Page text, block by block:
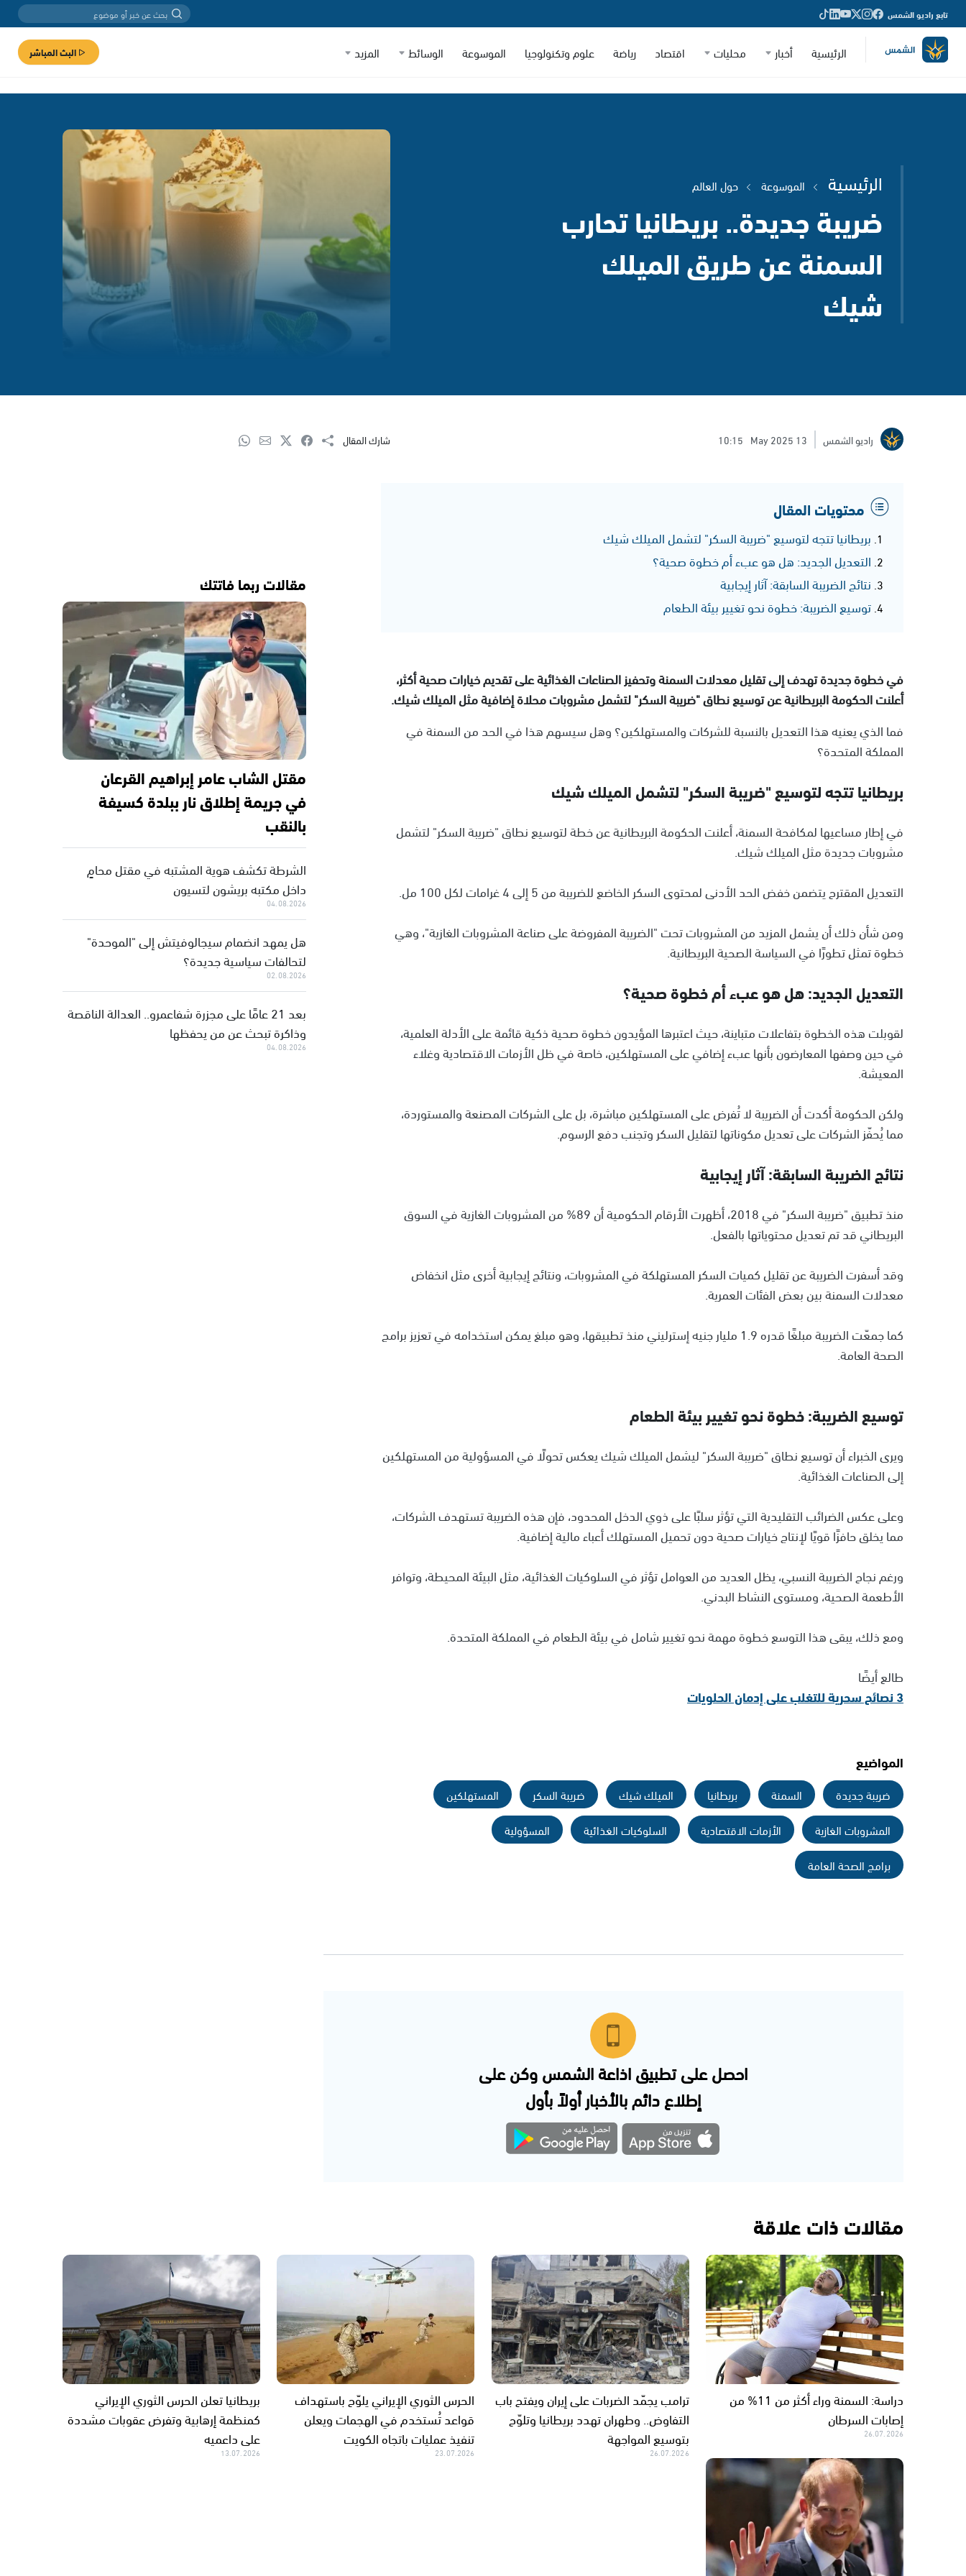
تابع راديو الشمس
الرئيسية أخبار محليات اقتصاد رياضة علوم وتكنولوجيا الموسوعة الوسائط المزيد البث المباشر
الرئيسية الموسوعة حول العالم
ضريبة جديدة.. بريطانيا تحارب
السمنة عن طريق الميلك
شيك
راديو الشمس 13 May 2025
10:15 شارك المقال
محتويات المقال
بريطانيا تتجه لتوسيع "ضريبة السكر" لتشمل الميلك شيك
التعديل الجديد: هل هو عبء أم خطوة صحية؟
نتائج الضريبة السابقة: آثار إيجابية
توسيع الضريبة: خطوة نحو تغيير بيئة الطعام
في خطوة جديدة تهدف إلى تقليل معدلات السمنة وتحفيز الصناعات الغذائية على تقديم خيارات صحية أكثر،
أعلنت الحكومة البريطانية عن توسيع نطاق "ضريبة السكر" لتشمل مشروبات محلاة إضافية مثل الميلك شيك.
فما الذي يعنيه هذا التعديل بالنسبة للشركات والمستهلكين؟ وهل سيسهم هذا في الحد من السمنة في
المملكة المتحدة؟
بريطانيا تتجه لتوسيع "ضريبة السكر" لتشمل الميلك شيك
في إطار مساعيها لمكافحة السمنة، أعلنت الحكومة البريطانية عن خطة لتوسيع نطاق "ضريبة السكر" لتشمل
مشروبات جديدة مثل الميلك شيك.
التعديل المقترح يتضمن خفض الحد الأدنى لمحتوى السكر الخاضع للضريبة من 5 إلى 4 غرامات لكل 100 مل.
ومن شأن ذلك أن يشمل المزيد من المشروبات تحت "الضريبة المفروضة على صناعة المشروبات الغازية"، وهي
خطوة تمثل تطورًا في السياسة الصحية البريطانية.
التعديل الجديد: هل هو عبء أم خطوة صحية؟
لقوبلت هذه الخطوة بتفاعلات متباينة، حيث اعتبرها المؤيدون خطوة صحية ذكية قائمة على الأدلة العلمية،
في حين وصفها المعارضون بأنها عبء إضافي على المستهلكين، خاصة في ظل الأزمات الاقتصادية وغلاء
المعيشة.
ولكن الحكومة أكدت أن الضريبة لا تُفرض على المستهلكين مباشرة، بل على الشركات المصنعة والمستوردة،
مما يُحفّز الشركات على تعديل مكوناتها لتقليل السكر وتجنب دفع الرسوم.
نتائج الضريبة السابقة: آثار إيجابية
منذ تطبيق "ضريبة السكر" في 2018، أظهرت الأرقام الحكومية أن 89% من المشروبات الغازية في السوق
البريطاني قد تم تعديل محتوياتها بالفعل.
وقد أسفرت الضريبة عن تقليل كميات السكر المستهلكة في المشروبات، ونتائج إيجابية أخرى مثل انخفاض
معدلات السمنة بين بعض الفئات العمرية.
كما جمعّت الضريبة مبلغًا قدره 1.9 مليار جنيه إسترليني منذ تطبيقها، وهو مبلغ يمكن استخدامه في تعزيز برامج
الصحة العامة.
توسيع الضريبة: خطوة نحو تغيير بيئة الطعام
ويرى الخبراء أن توسيع نطاق "ضريبة السكر" ليشمل الميلك شيك يعكس تحولًا في المسؤولية من المستهلكين
إلى الصناعات الغذائية.
وعلى عكس الضرائب التقليدية التي تؤثر سلبًا على ذوي الدخل المحدود، فإن هذه الضريبة تستهدف الشركات،
مما يخلق حافزًا قويًا لإنتاج خيارات صحية دون تحميل المستهلك أعباء مالية إضافية.
ورغم نجاح الضريبة النسبي، يظل العديد من العوامل تؤثر في السلوكيات الغذائية، مثل البيئة المحيطة، وتوافر
الأطعمة الصحية، ومستوى النشاط البدني.
ومع ذلك، يبقى هذا التوسع خطوة مهمة نحو تغيير شامل في بيئة الطعام في المملكة المتحدة.
طالع أيضًا
3 نصائح سحرية للتغلب على إدمان الحلويات
المواضيع
ضريبة جديدة السمنة بريطانيا الميلك شيك ضريبة السكر
المستهلكين
المشروبات الغازية
الأزمات الاقتصادية السلوكيات الغذائية
المسؤولية
برامج الصحة العامة
احصل على تطبيق اذاعة الشمس وكن على
إطلاع دائم بالأخبار أولاً بأول
مقالات ربما فاتتك
مقتل الشاب عامر إبراهيم القرعان
في جريمة إطلاق نار ببلدة كسيفة
بالنقب
الشرطة تكشف هوية المشتبه في مقتل محامٍ
داخل مكتبه بريشون لتسيون
04.08.2026
هل يمهد انضمام سيجالوفيتش إلى "الموحدة"
لتحالفات سياسية جديدة؟
02.08.2026
بعد 21 عامًا على مجزرة شفاعمرو.. العدالة الناقصة
وذاكرة تبحث عن من يحفظها
04.08.2026
مقالات ذات علاقة
دراسة: السمنة وراء أكثر من 11% من
إصابات السرطان
26.07.2026
ترامب يجمّد الضربات على إيران ويفتح باب
التفاوض.. وطهران تهدد بريطانيا وتلوّح
بتوسيع المواجهة
26.07.2026
الحرس الثوري الإيراني يلوّح باستهداف
قواعد تُستخدم في الهجمات ويعلن
تنفيذ عمليات باتجاه الكويت
23.07.2026
بريطانيا تعلن الحرس الثوري الإيراني
كمنظمة إرهابية وتفرض عقوبات مشددة
على داعميه
13.07.2026